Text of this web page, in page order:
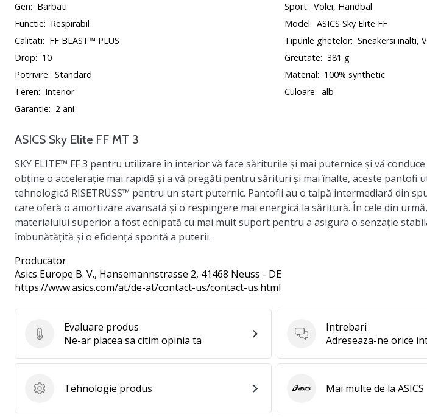
Gen: Barbati Sport: Volei, Handbal
Functie: Respirabil Model: ASICS Sky Elite FF
Calitati: FF BLAST™ PLUS Tipurile ghetelor: Sneakersi inalti,
Drop: 10 Greutate: 381 g
Potrivire: Standard Material: 100% synthetic
Teren: Interior Culoare: alb
Garantie: 2 ani
ASICS Sky Elite FF MT 3
SKY ELITE™ FF 3 pentru utilizare în interior vă face săriturile și mai puternice și vă
obține o accelerație mai rapidă și a vă pregăti pentru sărituri și mai înalte, aceste pantofi
tehnologică RISETRUSS™ pentru un start puternic. Pantofii au o talpă intermediară din
care oferă o amortizare avansată și o respingere mai energică la săritură. În cele din
materialului superior a fost echipată cu mai mult suport pentru a asigura o senzație
îmbunătățită și o eficiență sporită a puterii.
Producator
Asics Europe B. V., Hansemannstrasse 2, 41468 Neuss - DE
https://www.asics.com/at/de-at/contact-us/contact-us.html
Evaluare produs
Evaluare produs
Ne-ar placea sa citim opinia ta
Intrebari
Intrebari
Adreseaza-ne orice
Tehnologie produs
Tehnologie produs ASICSMai multe de la ASICS